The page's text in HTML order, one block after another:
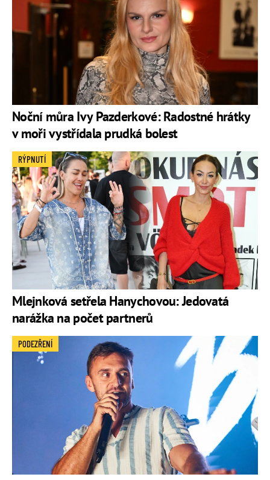
Noční můra Ivy Pazderkové: Radostné hrátky
v moři vystřídala prudká bolest
Mlejnková setřela Hanychovou: Jedovatá
narážka na počet partnerů
RÝPNUTÍ
PODEZŘENÍ